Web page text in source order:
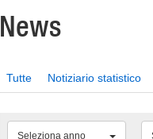
News
Tutte Notiziario statistico
Seleziona anno